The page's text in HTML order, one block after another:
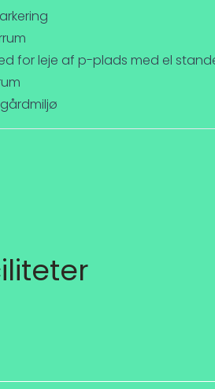
for leje af p-plads med el